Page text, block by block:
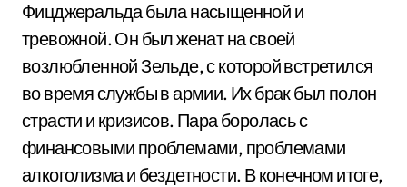
Фицджеральда была насыщенной и
тревожной. Он был женат на своей
возлюбленной Зельде, с которой встретился
во время службы в армии. Их брак был полон
страсти и кризисов. Пара боролась с
финансовыми проблемами, проблемами
алкоголизма и бездетности. В конечном итоге,